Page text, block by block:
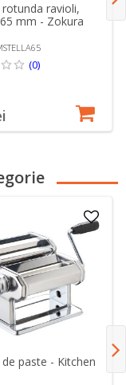
ravioli,
mm - Zokura
(0)
paste - Kitchen